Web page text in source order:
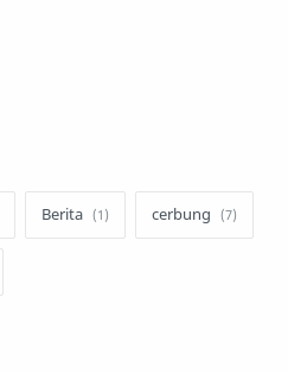
Berita cerbung